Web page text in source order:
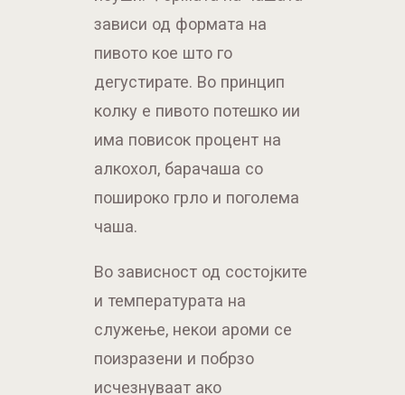
зависи од формата на
пивото кое што го
дегустирате. Во принцип
колку е пивото потешко ии
има повисок процент на
алкохол, барачаша со
пошироко грло и поголема
чаша.
Во зависност од состојките
и температурата на
служење, некои ароми се
поизразени и побрзо
исчезнуваат ако